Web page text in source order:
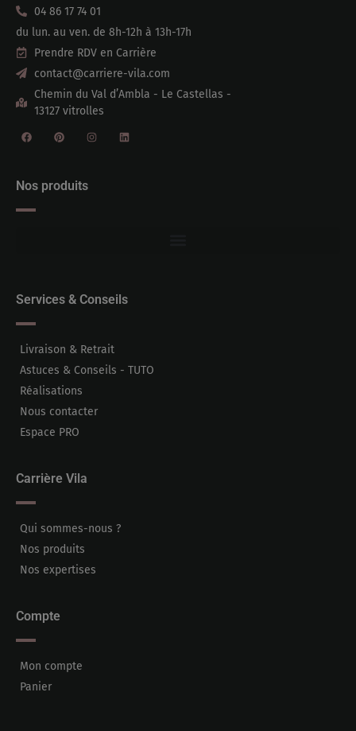
04 86 17 74 01
du lun. au ven. de 8h-12h à 13h-17h
Prendre RDV en Carrière
contact@carriere-vila.com
Chemin du Val d’Ambla - Le Castellas -
13127 vitrolles
Nos produits
Services & Conseils
Livraison & Retrait
Astuces & Conseils - TUTO
Réalisations
Nous contacter
Espace PRO
Carrière Vila
Qui sommes-nous ?
Nos produits
Nos expertises
Compte
Mon compte
Panier